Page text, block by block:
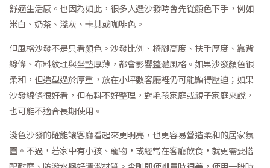
舒適生活感。也因為如此，很多人選沙發時會先從顏色下手，例如
米白、奶茶、淺灰、卡其或咖啡色。
但風格沙發不是只看顏色。沙發比例、椅腳高度、扶手厚度、靠背
線條、布料紋理與坐墊厚薄，都會影響整體風格。如果沙發顏色很
柔和，但造型過於厚重，放在小坪數客廳裡仍可能顯得壓迫；如果
沙發線條很好看，但布料不好整理，對毛孩家庭或親子家庭來說，
也可能不適合長期使用。
淺色沙發的確能讓客廳看起來更明亮，也更容易營造柔和的居家氛
圍。不過，若家中有小孩、寵物，或經常在客廳飲食，就更需要搭